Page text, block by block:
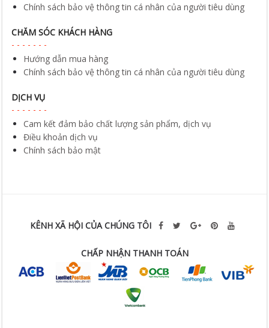
Chính sách bảo vệ thông tin cá nhân của người tiêu dùng
CHĂM SÓC KHÁCH HÀNG
Hướng dẫn mua hàng
Chính sách bảo vệ thông tin cá nhân của người tiêu dùng
DỊCH VỤ
Cam kết đảm bảo chất lượng sản phẩm, dịch vụ
Điều khoản dịch vụ
Chính sách bảo mật
KÊNH XÃ HỘI CỦA CHÚNG TÔI
CHẤP NHẬN THANH TOÁN